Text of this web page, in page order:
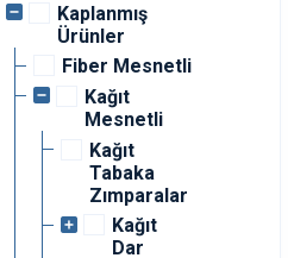
Kaplanmış
Ürünler
Fiber Mesnetli
Kağıt
Mesnetli
Kağıt
Tabaka
Zımparalar
Kağıt
Dar